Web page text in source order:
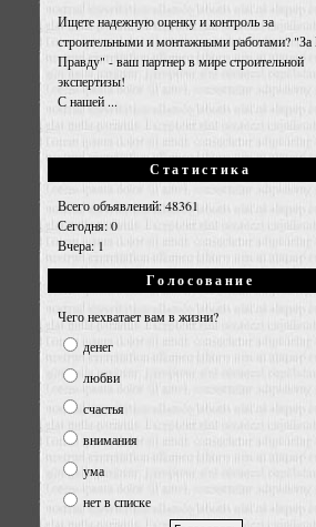
Ищете надежную оценку и контроль за
строительными и монтажными работами? "За
Правду" - ваш партнер в мире строительной
экспертизы!
С нашей ...
Статистика
Всего объявлений: 48361
Сегодня: 0
Вчера: 1
Голосование
Чего нехватает вам в жизни?
денег
любви
счастья
внимания
ума
нет в списке